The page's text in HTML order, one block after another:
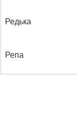
Редька
Репа